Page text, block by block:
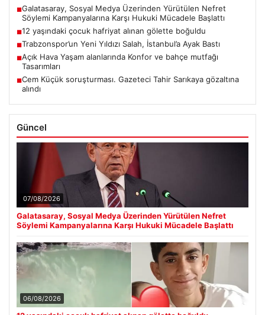
■Galatasaray, Sosyal Medya Üzerinden Yürütülen Nefret
Söylemi Kampanyalarına Karşı Hukuki Mücadele Başlattı
■12 yaşındaki çocuk hafriyat alınan gölette boğuldu
■Trabzonspor’un Yeni Yıldızı Salah, İstanbul’a Ayak Bastı
■Açık Hava Yaşam alanlarında Konfor ve bahçe mutfağı
Tasarımları
■Cem Küçük soruşturması. Gazeteci Tahir Sarıkaya gözaltına
alındı
Güncel
07/08/2026
Galatasaray, Sosyal Medya Üzerinden Yürütülen Nefret
Söylemi Kampanyalarına Karşı Hukuki Mücadele Başlattı
06/08/2026